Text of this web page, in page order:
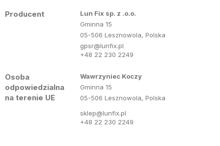
Producent
Lun Fix sp. z .o.o.
Gminna 15
05-506 Lesznowola, Polska
gpsr@lunfix.pl
+48 22 230 2249
Osoba
odpowiedzialna
na terenie UE
Wawrzyniec Koczy
Gminna 15
05-506 Lesznowola, Polska
sklep@lunfix.pl
+48 22 230 2249